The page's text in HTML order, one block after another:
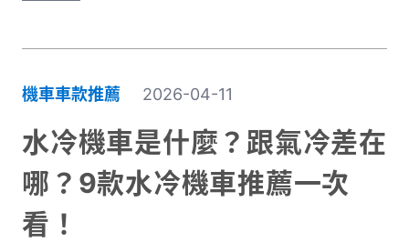
通勤時間的關鍵因素有很多。道路類型是其中之
量、個人騎乘習慣都會造成時間差異。這篇文章將
深入探討不同情況下的騎乘時間。我們會分析各種
道路類型所需的時間、說明影響通勤的主要因素。
同時也會分享實用的時間規劃技巧，讓你每天出門
前都能準確估算所需時間。不論你是新手騎士還是
資深通勤族，都能找到適合自己的參考資訊！
機車車款推薦 2026-04-11
水冷機車是什麼？跟氣冷差在
哪？9款水冷機車推薦一次
看！